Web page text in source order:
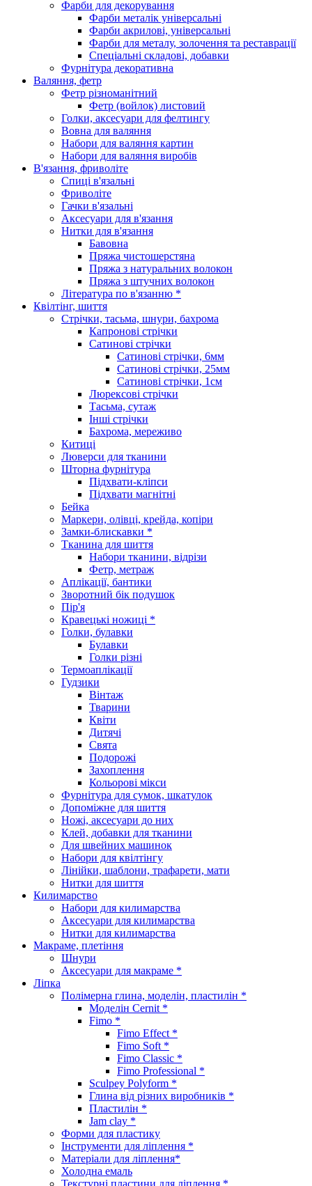
Фарби для декорування
Фарби металік універсальні
Фарби акрилові, універсальні
Фарби для металу, золочення та реставрації
Спеціальні складові, добавки
Фурнітура декоративна
Валяння, фетр
Фетр різноманітний
Фетр (войлок) листовий
Голки, аксесуари для фелтингу
Вовна для валяння
Набори для валяння картин
Набори для валяння виробів
В'язання, фриволіте
Спиці в'язальні
Фриволіте
Гачки в'язальні
Аксесуари для в'язання
Нитки для в'язання
Бавовна
Пряжа чистошерстяна
Пряжа з натуральних волокон
Пряжа з штучних волокон
Література по в'язанню *
Квілтінг, шиття
Стрічки, тасьма, шнури, бахрома
Капронові стрічки
Сатинові стрічки
Сатинові стрічки, 6мм
Сатинові стрічки, 25мм
Сатинові стрічки, 1см
Люрексові стрічки
Тасьма, сутаж
Інші стрічки
Бахрома, мереживо
Китиці
Люверси для тканини
Шторна фурнітура
Підхвати-кліпси
Підхвати магнітні
Бейка
Маркери, олівці, крейда, копіри
Замки-блискавки *
Тканина для шиття
Набори тканини, відрізи
Фетр, метраж
Аплікації, бантики
Зворотний бік подушок
Пір'я
Кравецькі ножиці *
Голки, булавки
Булавки
Голки різні
Термоаплікації
Гудзики
Вінтаж
Тварини
Квіти
Дитячі
Свята
Подорожі
Захоплення
Кольорові мікси
Фурнітура для сумок, шкатулок
Допоміжне для шиття
Ножі, аксесуари до них
Клей, добавки для тканини
Для швейних машинок
Набори для квілтінгу
Лінійки, шаблони, трафарети, мати
Нитки для шиття
Килимарство
Набори для килимарства
Аксесуари для килимарства
Нитки для килимарства
Макраме, плетіння
Шнури
Аксесуари для макраме *
Ліпка
Полімерна глина, моделін, пластилін *
Моделін Cernit *
Fimo *
Fimo Effect *
Fimo Soft *
Fimo Classic *
Fimo Professional *
Sculpey Polyform *
Глина від різних виробників *
Пластилін *
Jam clay *
Форми для пластику
Інструменти для ліплення *
Матеріали для ліплення*
Холодна емаль
Текстурні пластини для ліплення *